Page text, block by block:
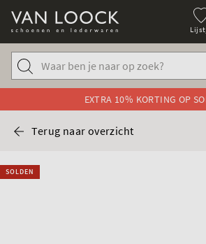
EXTRA 10% KORTING OP
Terug naar overzicht
SOLDEN